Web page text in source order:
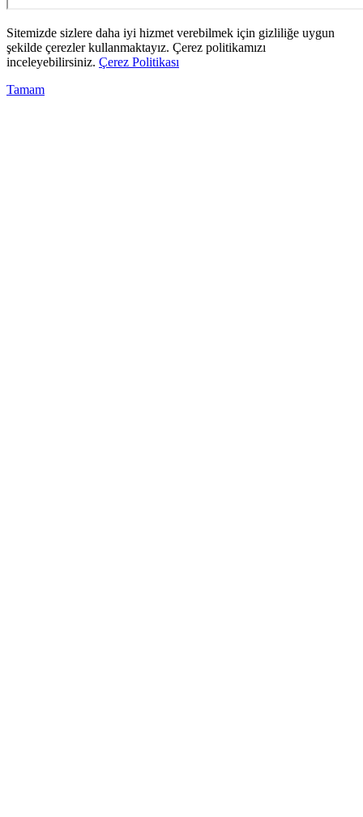
Sitemizde sizlere daha iyi hizmet verebilmek için gizliliğe uygun
şekilde çerezler kullanmaktayız. Çerez politikamızı
inceleyebilirsiniz. Çerez Politikası
Tamam